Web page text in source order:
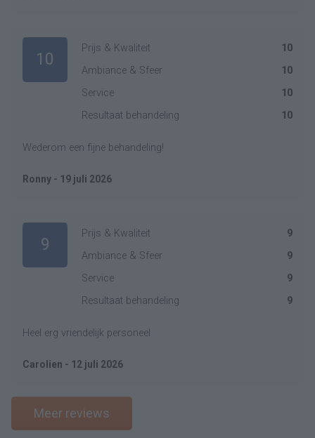
10
Prijs & Kwaliteit
10
Ambiance & Sfeer
10
Service
10
Resultaat behandeling
10
Wederom een fijne behandeling!
Ronny - 19 juli 2026
9
Prijs & Kwaliteit
9
Ambiance & Sfeer
9
Service
9
Resultaat behandeling
9
Heel erg vriendelijk personeel
Carolien - 12 juli 2026
Meer reviews